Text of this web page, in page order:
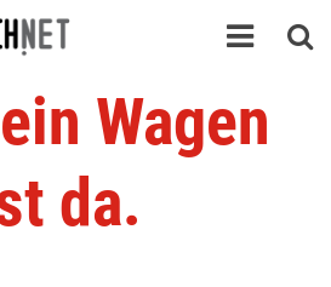
Wagen
da.